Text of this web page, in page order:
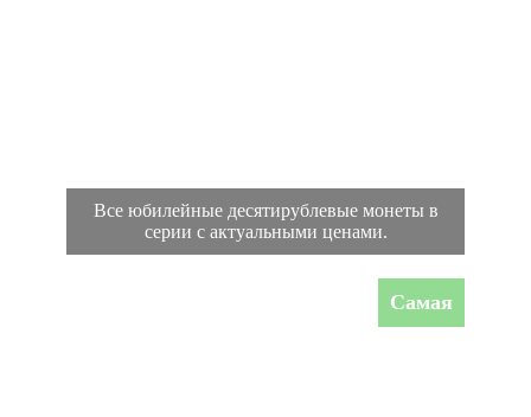
Все юбилейные десятирублевые монеты в
серии с актуальными ценами.
Самая